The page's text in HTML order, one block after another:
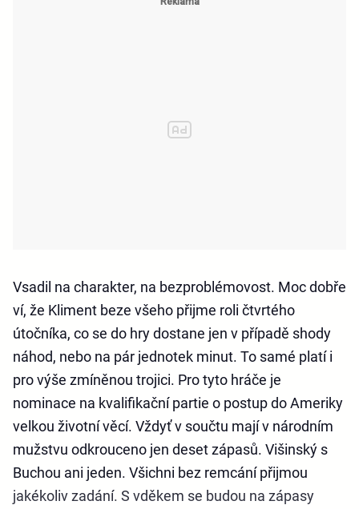
Vsadil na charakter, na bezproblémovost. Moc dobře
ví, že Kliment beze všeho přijme roli čtvrtého
útočníka, co se do hry dostane jen v případě shody
náhod, nebo na pár jednotek minut. To samé platí i
pro výše zmíněnou trojici. Pro tyto hráče je
nominace na kvalifikační partie o postup do Ameriky
velkou životní věcí. Vždyť v součtu mají v národním
mužstvu odkrouceno jen deset zápasů. Višinský s
Buchou ani jeden. Všichni bez remcání přijmou
jakékoliv zadání. S vděkem se budou na zápasy